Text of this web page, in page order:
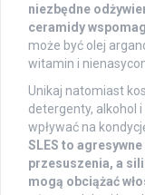
niezbędne
ceramidy
może być olej
witamin i
Unikaj natomiast
detergenty, alkohol
wpływać na
SLES to
przesuszenia, a
mogą obciążać